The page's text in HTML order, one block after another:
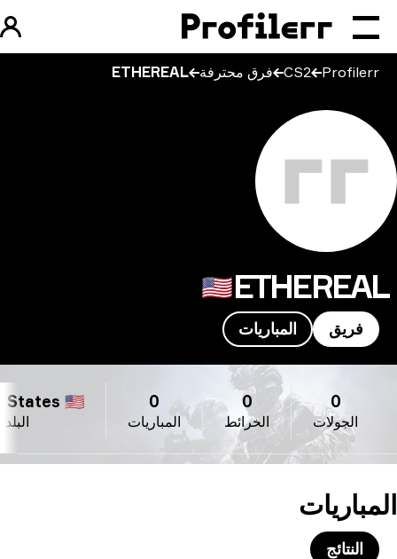
Profilerr
CS2 فرق محترفة ETHEREAL
🇺🇸
فريق المباريات
الجولات الخرائط المباريات البلد
States 🇺🇸
النتائج